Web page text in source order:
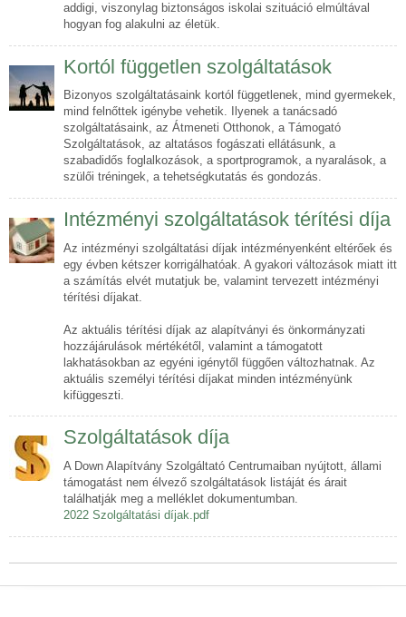
addigi, viszonylag biztonságos iskolai szituáció elmúltával
hogyan fog alakulni az életük.
Kortól független szolgáltatások
Bizonyos szolgáltatásaink kortól függetlenek, mind gyermekek,
mind felnőttek igénybe vehetik. Ilyenek a tanácsadó
szolgáltatásaink, az Átmeneti Otthonok, a Támogató
Szolgáltatások, az altatásos fogászati ellátásunk, a
szabadidős foglalkozások, a sportprogramok, a nyaralások, a
szülői tréningek, a tehetségkutatás és gondozás.
Intézményi szolgáltatások térítési díja
Az intézményi szolgáltatási díjak intézményenként eltérőek és
egy évben kétszer korrigálhatóak. A gyakori változások miatt itt
a számítás elvét mutatjuk be, valamint tervezett intézményi
térítési díjakat.
Az aktuális térítési díjak az alapítványi és önkormányzati
hozzájárulások mértékétől, valamint a támogatott
lakhatásokban az egyéni igénytől függően változhatnak. Az
aktuális személyi térítési díjakat minden intézményünk
kifüggeszti.
Szolgáltatások díja
A Down Alapítvány Szolgáltató Centrumaiban nyújtott, állami
támogatást nem élvező szolgáltatások listáját és árait
találhatják meg a melléklet dokumentumban.
2022 Szolgáltatási díjak.pdf